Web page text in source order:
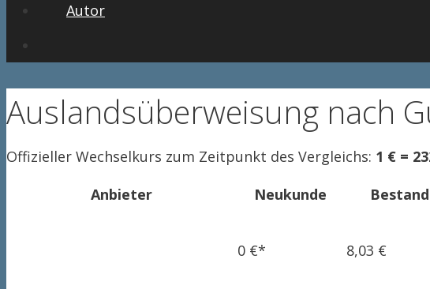
Autor
Auslandsüberweisung nach
Offizieller Wechselkurs zum Zeitpunkt des Vergleichs: 1 € =
Anbieter
Neukunde
0 €* 8,03 €